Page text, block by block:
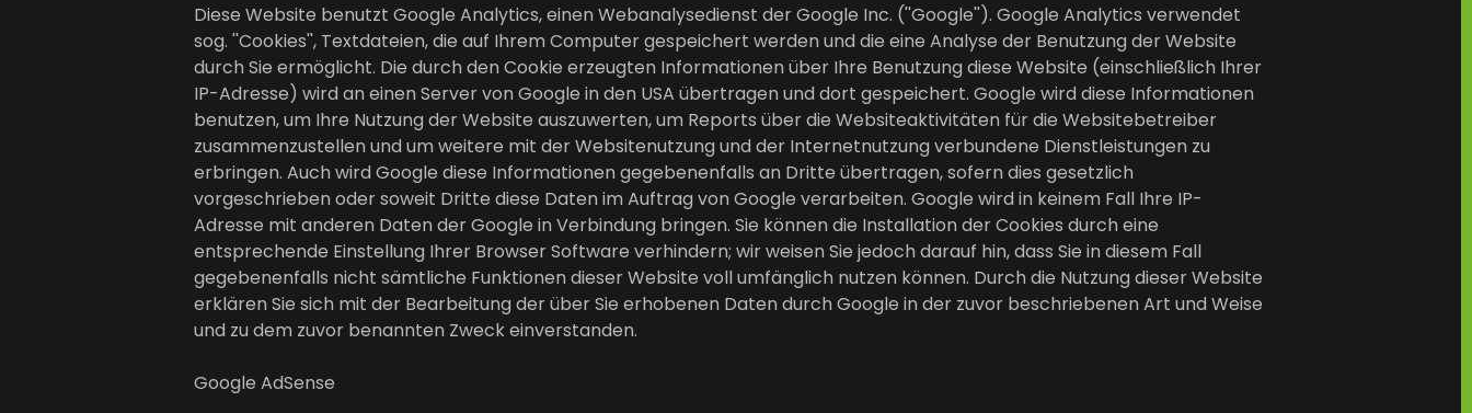
Diese Website benutzt Google Analytics, einen Webanalysedienst der Google Inc. (''Google''). Google Analytics verwendet
sog. ''Cookies'', Textdateien, die auf Ihrem Computer gespeichert werden und die eine Analyse der Benutzung der Website
durch Sie ermöglicht. Die durch den Cookie erzeugten Informationen über Ihre Benutzung diese Website (einschließlich Ihrer
IP-Adresse) wird an einen Server von Google in den USA übertragen und dort gespeichert. Google wird diese Informationen
benutzen, um Ihre Nutzung der Website auszuwerten, um Reports über die Websiteaktivitäten für die Websitebetreiber
zusammenzustellen und um weitere mit der Websitenutzung und der Internetnutzung verbundene Dienstleistungen zu
erbringen. Auch wird Google diese Informationen gegebenenfalls an Dritte übertragen, sofern dies gesetzlich
vorgeschrieben oder soweit Dritte diese Daten im Auftrag von Google verarbeiten. Google wird in keinem Fall Ihre IP-
Adresse mit anderen Daten der Google in Verbindung bringen. Sie können die Installation der Cookies durch eine
entsprechende Einstellung Ihrer Browser Software verhindern; wir weisen Sie jedoch darauf hin, dass Sie in diesem Fall
gegebenenfalls nicht sämtliche Funktionen dieser Website voll umfänglich nutzen können. Durch die Nutzung dieser Website
erklären Sie sich mit der Bearbeitung der über Sie erhobenen Daten durch Google in der zuvor beschriebenen Art und Weise
und zu dem zuvor benannten Zweck einverstanden.
Google AdSense